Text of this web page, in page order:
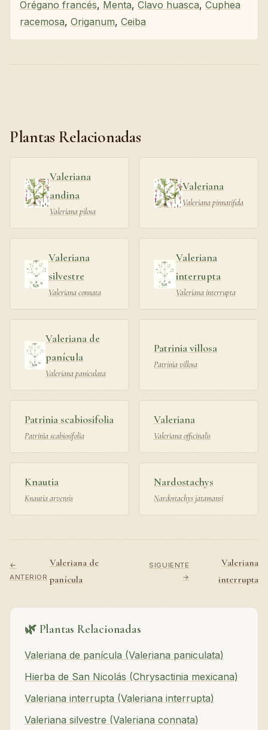
Orégano francés, Menta, Clavo huasca, Cuphea
racemosa, Origanum, Ceiba
Plantas Relacionadas
Valeriana
andina
Valeriana pilosa
Valeriana
Valeriana pinnatifida
Valeriana
silvestre
Valeriana connata
Valeriana
interrupta
Valeriana interrupta
Valeriana de
panícula
Valeriana paniculata
Patrinia villosa
Patrinia villosa
Patrinia scabiosifolia
Patrinia scabiosifolia
Valeriana
Valeriana officinalis
Knautia
Knautia arvensis
Nardostachys
Nardostachys jatamansi
←
ANTERIOR
Valeriana de
panícula
SIGUIENTE
→
Valeriana
interrupta
🌿 Plantas Relacionadas
Valeriana de panícula (Valeriana paniculata)
Hierba de San Nicolás (Chrysactinia mexicana)
Valeriana interrupta (Valeriana interrupta)
Valeriana silvestre (Valeriana connata)